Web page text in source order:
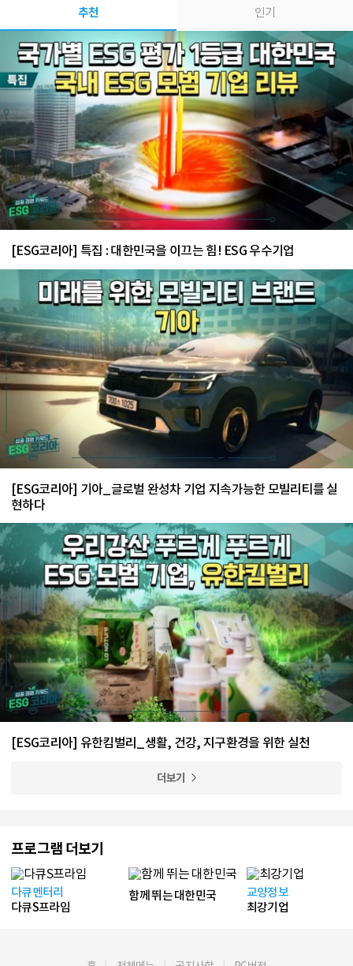
추천 인기
[ESG코리아] 특집 : 대한민국을 이끄는 힘! ESG 우수기업
[ESG코리아] 기아_글로벌 완성차 기업 지속가능한 모빌리티를 실
현하다
[ESG코리아] 유한킴벌리_생활, 건강, 지구환경을 위한 실천
더보기
프로그램 더보기
다큐멘터리
다큐S프라임
함께 뛰는 대한민국
교양정보
최강기업